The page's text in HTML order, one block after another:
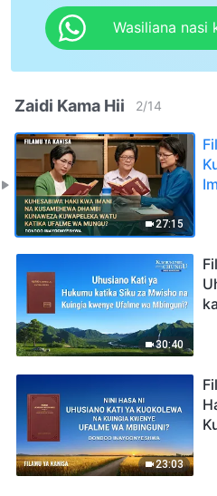
Wasiliana nasi
Zaidi Kama Hii 2/14
27:15
30:40
23:03